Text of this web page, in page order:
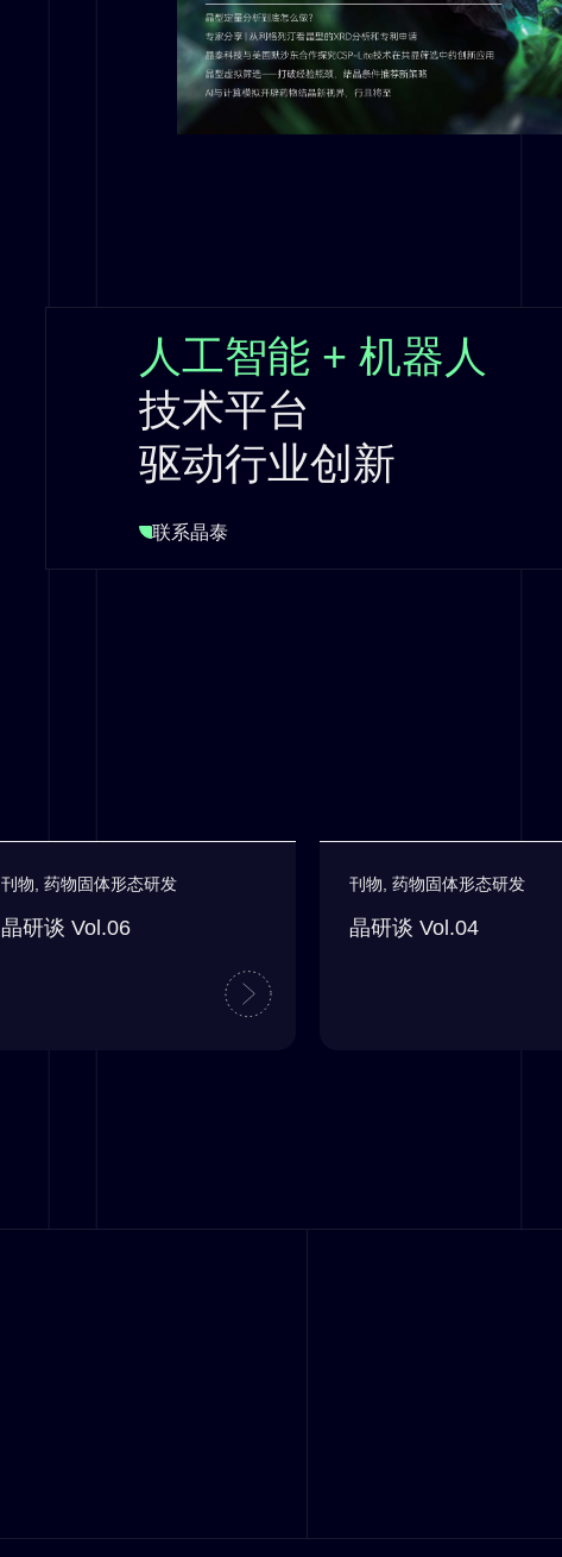
人工智能 + 机器人
技术平台
驱动行业创新
联系晶泰
刊物, 药物固体形态研发
晶研谈 Vol.06
刊物, 药物固体形态研发
晶研谈 Vol.04